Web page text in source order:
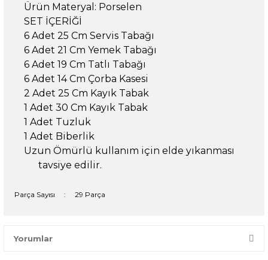
Ürün Materyal: Porselen
SET İÇERİĞİ
6 Adet 25 Cm Servis Tabağı
6 Adet 21 Cm Yemek Tabağı
6 Adet 19 Cm Tatlı Tabağı
6 Adet 14 Cm Çorba Kasesi
2 Adet 25 Cm Kayık Tabak
1 Adet 30 Cm Kayık Tabak
1 Adet Tuzluk
1 Adet Biberlik
Uzun Ömürlü kullanım için elde yıkanması
tavsiye edilir.
Parça Sayısı : 29 Parça
Yorumlar